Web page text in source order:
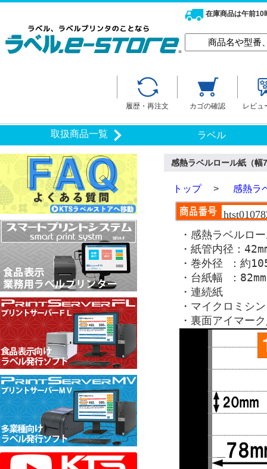
在庫商品は午前10
履歴・再注文 カゴの確認 レビュ
取扱商品一覧 ラベル
感熱ラベルロール紙（
トップ> 感熱ラ
・感熱ラベルロ
・紙管内径：
・巻外径 ：約
・台紙幅 ：82mm
・連続紙
・マイクロミシ
・裏面アイマー